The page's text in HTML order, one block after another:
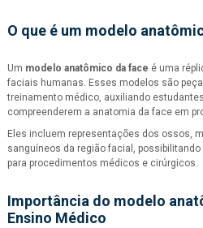
O que é um modelo
Um modelo anatômico da face é uma
faciais humanas. Esses modelos são
treinamento médico, auxiliando
compreenderem a anatomia da face em
Eles incluem representações dos ossos,
sanguíneos da região facial,
para procedimentos médicos e cirúrgicos.
Importância do modelo
Ensino Médico